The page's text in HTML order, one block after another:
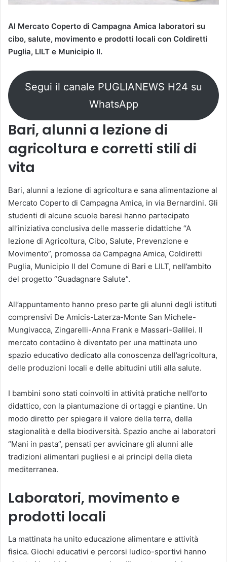
Al Mercato Coperto di Campagna Amica laboratori su
cibo, salute, movimento e prodotti locali con Coldiretti
Puglia, LILT e Municipio II.
Segui il canale PUGLIANEWS H24 su
WhatsApp
Bari, alunni a lezione di
agricoltura e corretti stili di
vita
Bari, alunni a lezione di agricoltura e sana alimentazione al
Mercato Coperto di Campagna Amica, in via Bernardini. Gli
studenti di alcune scuole baresi hanno partecipato
all’iniziativa conclusiva delle masserie didattiche “A
lezione di Agricoltura, Cibo, Salute, Prevenzione e
Movimento”, promossa da Campagna Amica, Coldiretti
Puglia, Municipio II del Comune di Bari e LILT, nell’ambito
del progetto “Guadagnare Salute”.
All’appuntamento hanno preso parte gli alunni degli istituti
comprensivi De Amicis-Laterza-Monte San Michele-
Mungivacca, Zingarelli-Anna Frank e Massari-Galilei. Il
mercato contadino è diventato per una mattinata uno
spazio educativo dedicato alla conoscenza dell’agricoltura,
delle produzioni locali e delle abitudini utili alla salute.
I bambini sono stati coinvolti in attività pratiche nell’orto
didattico, con la piantumazione di ortaggi e piantine. Un
modo diretto per spiegare il valore della terra, della
stagionalità e della biodiversità. Spazio anche ai laboratori
“Mani in pasta”, pensati per avvicinare gli alunni alle
tradizioni alimentari pugliesi e ai principi della dieta
mediterranea.
Laboratori, movimento e
prodotti locali
La mattinata ha unito educazione alimentare e attività
fisica. Giochi educativi e percorsi ludico-sportivi hanno